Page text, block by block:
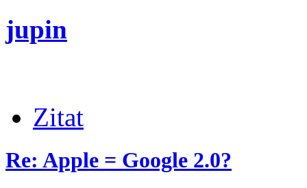
jupin
Zitat
Re: Apple = Google 2.0?